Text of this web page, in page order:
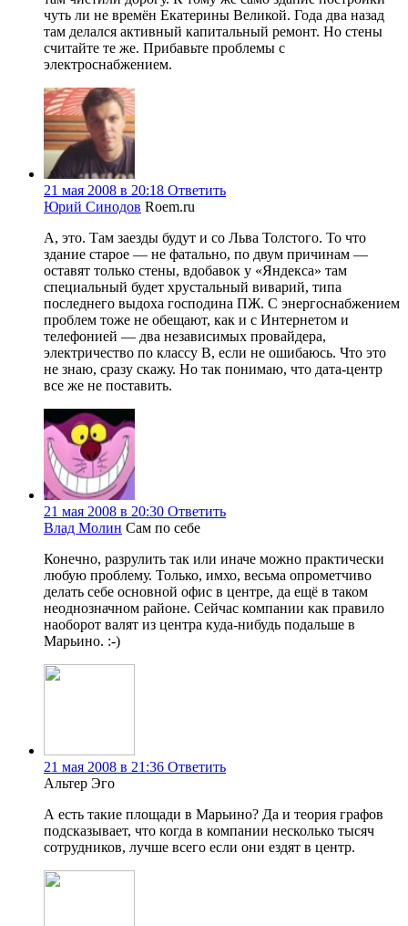
чуть ли не времён Екатерины Великой. Года два назад
там делался активный капитальный ремонт. Но стены
считайте те же. Прибавьте проблемы с
электроснабжением.
21 мая 2008 в 20:18 Ответить
Юрий Синодов Roem.ru
А, это. Там заезды будут и со Льва Толстого. То что
здание старое — не фатально, по двум причинам —
оставят только стены, вдобавок у «Яндекса» там
специальный будет хрустальный виварий, типа
последнего выдоха господина ПЖ. С энергоснабжением
проблем тоже не обещают, как и с Интернетом и
телефонией — два независимых провайдера,
электричество по классу B, если не ошибаюсь. Что это
не знаю, сразу скажу. Но так понимаю, что дата-центр
все же не поставить.
21 мая 2008 в 20:30 Ответить
Влад Молин Сам по себе
Конечно, разрулить так или иначе можно практически
любую проблему. Только, имхо, весьма опрометчиво
делать себе основной офис в центре, да ещё в таком
неоднозначном районе. Сейчас компании как правило
наоборот валят из центра куда-нибудь подальше в
Марьино. :-)
21 мая 2008 в 21:36 Ответить
Альтер Эго
А есть такие площади в Марьино? Да и теория графов
подсказывает, что когда в компании несколько тысяч
сотрудников, лучше всего если они ездят в центр.